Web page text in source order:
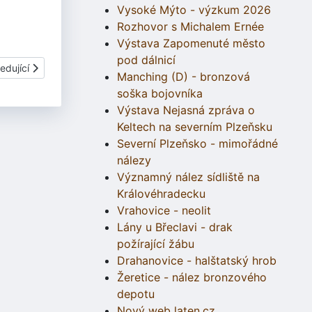
článek: 1040 Bitva u Brůdku
Vysoké Mýto - výzkum 2026
Rozhovor s Michalem Ernée
Výstava Zapomenuté město
pod dálnicí
Manching (D) - bronzová
soška bojovníka
Výstava Nejasná zpráva o
Keltech na severním Plzeňsku
Severní Plzeňsko - mimořádné
nálezy
Významný nález sídliště na
Královéhradecku
Vrahovice - neolit
Lány u Břeclavi - drak
požírající žábu
Drahanovice - halštatský hrob
Žeretice - nález bronzového
depotu